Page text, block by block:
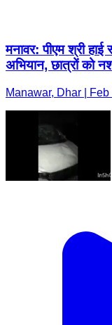
मनावर: पीएम श्री
अभियान, छात्रों को
Manawar, Dhar |